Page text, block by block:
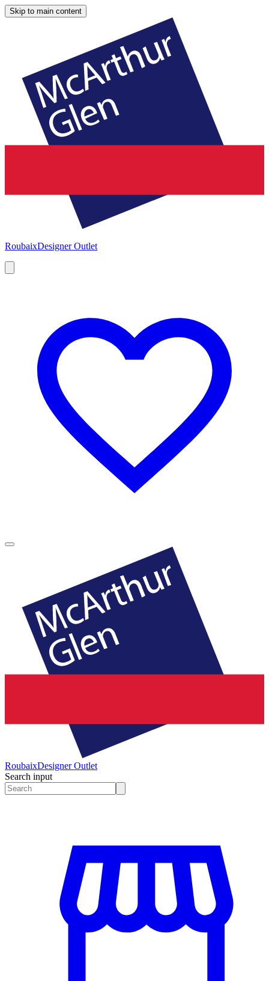
Skip to main content
RoubaixDesigner Outlet
RoubaixDesigner Outlet
Search input